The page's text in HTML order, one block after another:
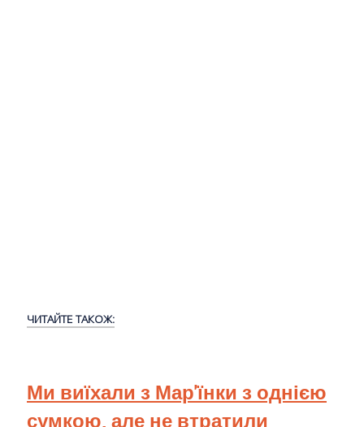
ЧИТАЙТЕ ТАКОЖ:
Ми виїхали з Мар'їнки з однією
сумкою, але не втратили